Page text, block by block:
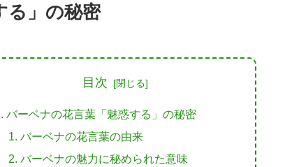
る」の秘密
目次
バーベナの花言葉「魅惑する」の秘密
バーベナの花言葉の由来
バーベナの魅力に秘められた意味